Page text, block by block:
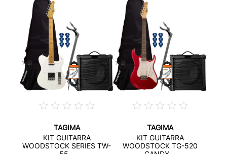
TAGIMA
KIT GUITARRA
WOODSTOCK SERIES TW-
TAGIMA
KIT GUITARRA
WOODSTOCK TG-520